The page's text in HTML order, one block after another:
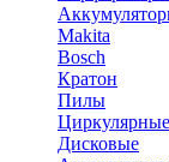
Makita
Bosch
Кратон
Пилы
Циркулярные
Дисковые